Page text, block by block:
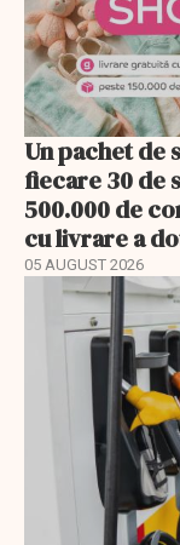
Un pachet de
fiecare 30 de
500.000 de
cu livrare a
05 AUGUST 2026